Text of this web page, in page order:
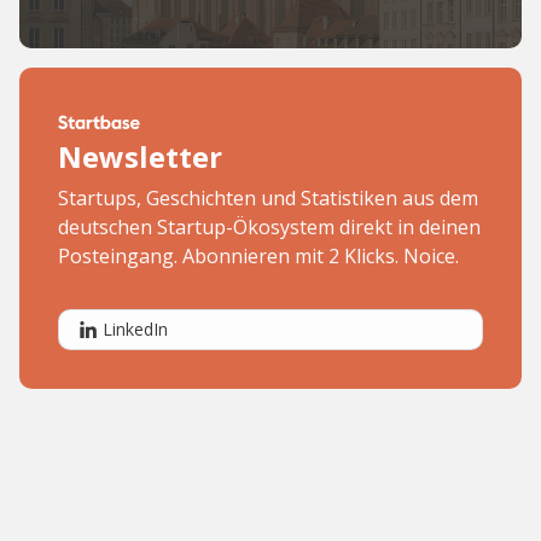
Newsletter
Startups, Geschichten und Statistiken aus dem
deutschen Startup-Ökosystem direkt in deinen
Posteingang. Abonnieren mit 2 Klicks. Noice.
LinkedIn